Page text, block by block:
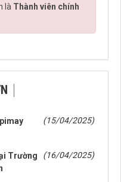
là Thành viên chính
(15/04/2025)
Trường
(16/04/2025)